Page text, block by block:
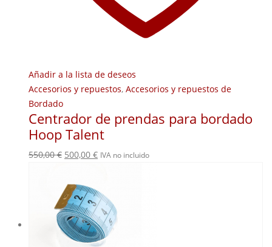
Añadir a la lista de deseos
Accesorios y repuestos, Accesorios y repuestos de
Bordado
Centrador de prendas para bordado
Hoop Talent
550,00€ El
original
era:
550,00 €.
500,00 €El
es:
500,00 €.
IVA no incluido